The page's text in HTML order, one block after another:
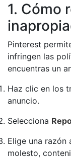
1. Cómo
Pinterest
infringen las
encuentras un
Haz clic en los
anuncio.
Selecciona
Elige una razón
molesto,